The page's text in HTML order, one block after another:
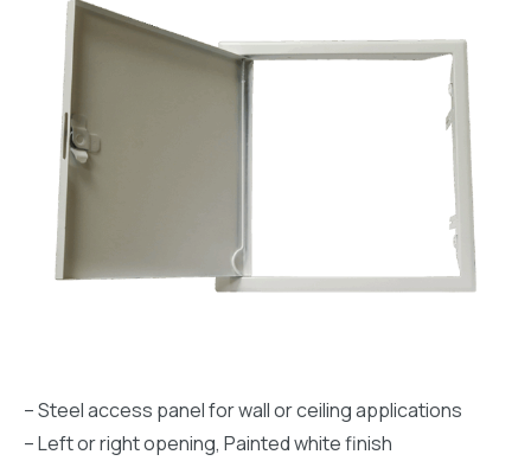
– Steel access panel for wall or ceiling applications
– Left or right opening, Painted white finish